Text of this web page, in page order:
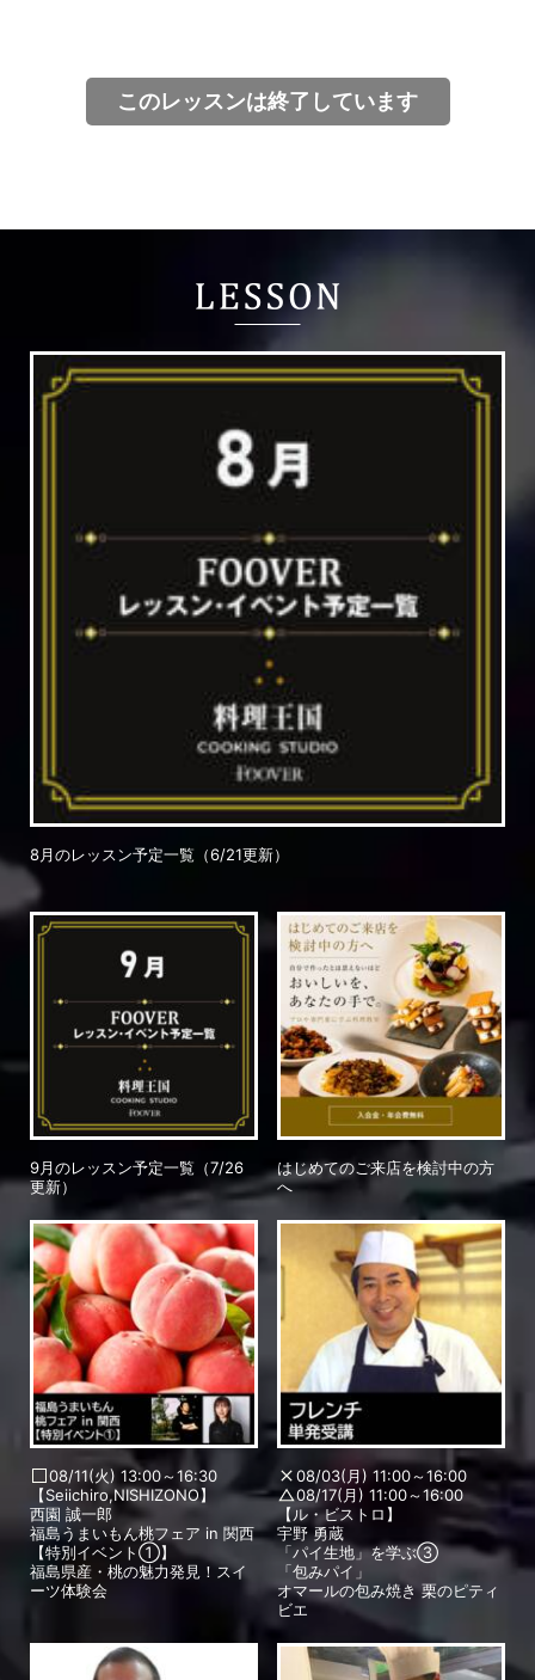
このレッスンは終了しています
8月のレッスン予定一覧（6/21更新）
9月のレッスン予定一覧（7/26
更新）
はじめてのご来店を検討中の方
へ
08/11(火) 13:00～16:30
【Seiichiro,NISHIZONO】
西園 誠一郎
福島うまいもん桃フェア in 関西
【特別イベント①】
福島県産・桃の魅力発見！スイ
ーツ体験会
08/03(月) 11:00～16:00
08/17(月) 11:00～16:00
【ル・ビストロ】
宇野 勇蔵
「パイ生地」を学ぶ③
「包みパイ」
オマールの包み焼き 栗のピティ
ビエ